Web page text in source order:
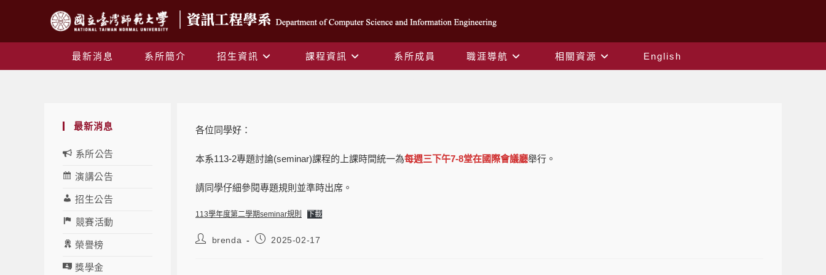
最新消息 系所簡介 招生資訊 課程資訊 系所成員 職涯導航 相關資源
English
最新消息
系所公告
演講公告
招生公告
競賽活動
榮譽榜
獎學金
各位同學好：
本系113-2專題討論(seminar)課程的上課時間統一為每週三下午7-8堂在國際會議廳舉行。
請同學仔細參閱專題規則並準時出席。
113學年度第二學期seminar規則 下載
brenda 2025-02-17